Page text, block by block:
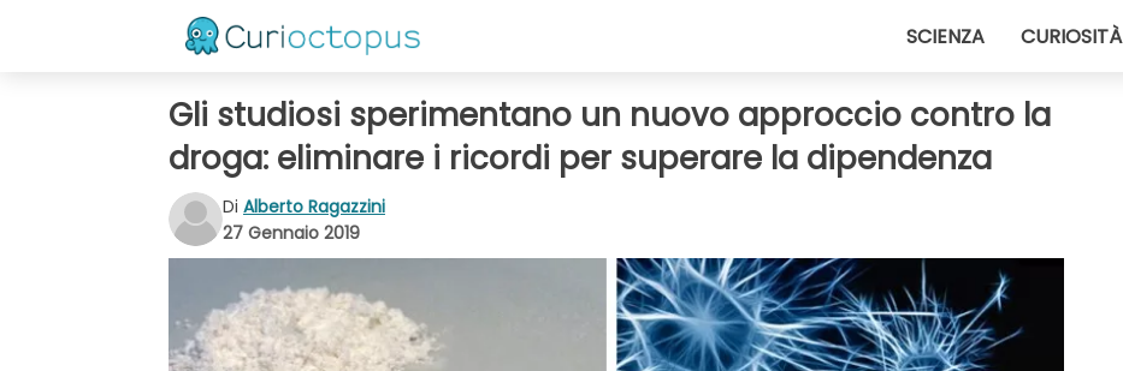
SCIENZA CURIOSITÀ
Gli studiosi sperimentano un nuovo approccio contro la
droga: eliminare i ricordi per superare la dipendenza
Di Alberto Ragazzini
27 Gennaio 2019